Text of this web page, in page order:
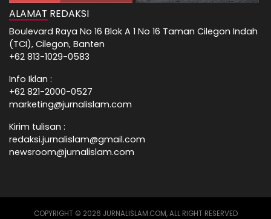
ALAMAT REDAKSI
Boulevard Raya No 16 Blok A 1 No 16 Taman Cilegon Indah
(TCI), Cilegon, Banten
+62 813-1029-0583
Info Iklan :
+62 821-2000-0527
marketing@jurnalislam.com
Kirim tulisan :
redaksi.jurnalislam@gmail.com
newsroom@jurnalislam.com
COPYRIGHT © 2026 JURNALISLAM.COM, ALL RIGHT RESERVED